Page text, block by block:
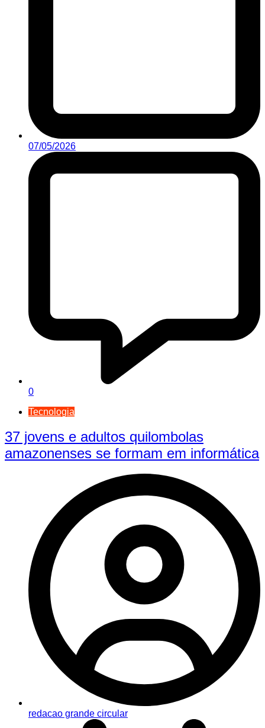
07/05/2026
0
Tecnologia
37 jovens e adultos quilombolas
amazonenses se formam em informática
redacao grande circular